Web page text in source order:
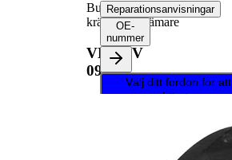
Bussning,
krängningshämare
VKDCV
09059
Reparationsanvisningar
OE-
nummer
Välj ditt fordon för att
hämta